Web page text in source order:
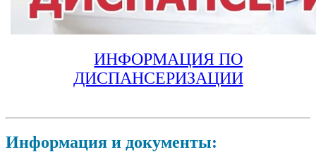
ИНФОРМАЦИЯ ПО
ДИСПАНСЕРИЗАЦИИ
Информация и документы: